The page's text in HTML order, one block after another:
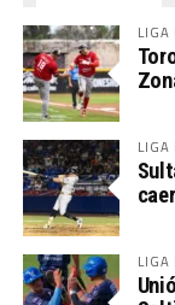
LIGA
LIGA
LIGA